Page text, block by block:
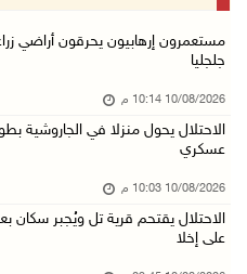
وزير الداخلية يتفقد محافظة
10/آب/2026 07:44 م
مرضى يعودون لغزة بعد رحلة علاج
10/آب/2026 07:22 م
مستعمرون إرهابيون يجرفون
قصة أطفال جديدة بالدنمركية
مستعمرون إرهابيون يحرقون أراضي
جلجليا
10/08/2026 10:14 م
الاحتلال يحول منزلا في الجاروشية
عسكري
10/08/2026 10:03 م
الاحتلال يقتحم قرية تل ويُجبر سكان
على إخلا